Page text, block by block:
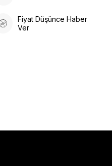
Fiyat Düşünce Haber
Ver